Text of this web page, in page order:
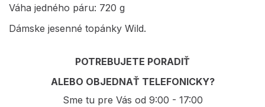
Váha jedného páru: 720 g
Dámske jesenné topánky Wild.
POTREBUJETE PORADIŤ
ALEBO OBJEDNAŤ TELEFONICKY?
Sme tu pre Vás od 9:00 - 17:00